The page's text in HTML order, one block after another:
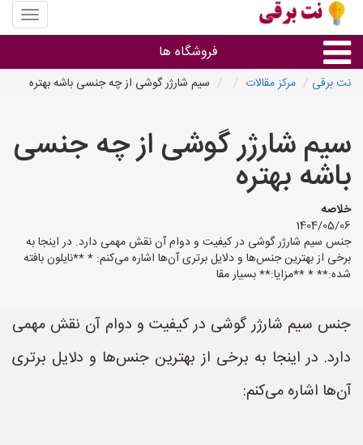
منوی
سایت
برقی
فروشگاه ها
سایر گروه ها
نت برقی مرکز مقالات سیم شارژر گوشی از چه جنسی باشه بهتره
سیم شارژر گوشی از چه جنسی
باشه بهتره
خلاصه
1404/05/06
جنس سیم شارژر گوشی در کیفیت و دوام آن نقش مهمی دارد. در اینجا به
برخی از بهترین جنس‌ها و دلایل برتری آن‌ها اشاره می‌کنم: * **نایلون بافته
شده:** * **مزایا:** بسیار مقا
جنس سیم شارژر گوشی در کیفیت و دوام آن نقش مهمی
دارد. در اینجا به برخی از بهترین جنس‌ها و دلایل برتری
آن‌ها اشاره می‌کنم: